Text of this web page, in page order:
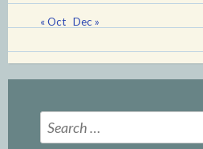
« Oct Dec »
Search
for: